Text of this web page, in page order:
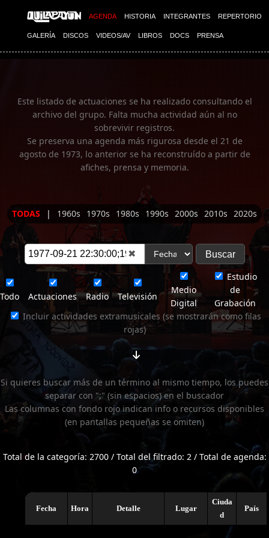
AGENDA HISTORIA INTEGRANTES REPERTORIO
GALERÍA DISCOS VIDEOS/AV LIBROS DOCS PRENSA
Imagen 01
Este listado de actuaciones se ha realizado consultando el
archivo del grupo. Falta mucha actividad aún al no
sobrevivir registros.
Se preserva una agenda más rigurosa desde el 21 de
agosto de 1973, lo anterior se ha reconstruído a partir de
afiches, prensa y memoria.
TODAS | 1960s 1970s 1980s 1990s 2000s 2010s 2020s
✖
Todo Actuaciones Radio Televisión
Medio
Digital
Estudio
de
Grabación
Incluir actividades extramusicales (se mostrarán como filas
rojas)
Si quieres buscar más de un término al mismo tiempo, los puedes
separar con ";" (sin espacios) en el buscador
Las columnas con fondo rojo indican info o recursos disponibles
(en pantallas pequeñas se omiten)
Total de la categoría: 2700 / Total del filtrado: 2 / Total de agenda:
0
Fecha Hora Detalle Lugar
Ciuda
d
País